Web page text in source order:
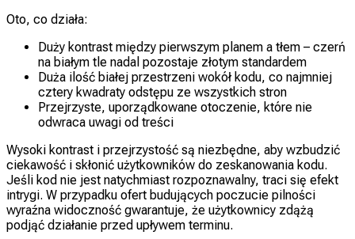
Oto, co działa:
Duży kontrast między pierwszym planem a tłem – czerń
na białym tle nadal pozostaje złotym standardem
Duża ilość białej przestrzeni wokół kodu, co najmniej
cztery kwadraty odstępu ze wszystkich stron
Przejrzyste, uporządkowane otoczenie, które nie
odwraca uwagi od treści
Wysoki kontrast i przejrzystość są niezbędne, aby wzbudzić
ciekawość i skłonić użytkowników do zeskanowania kodu.
Jeśli kod nie jest natychmiast rozpoznawalny, traci się efekt
intrygi. W przypadku ofert budujących poczucie pilności
wyraźna widoczność gwarantuje, że użytkownicy zdążą
podjąć działanie przed upływem terminu.